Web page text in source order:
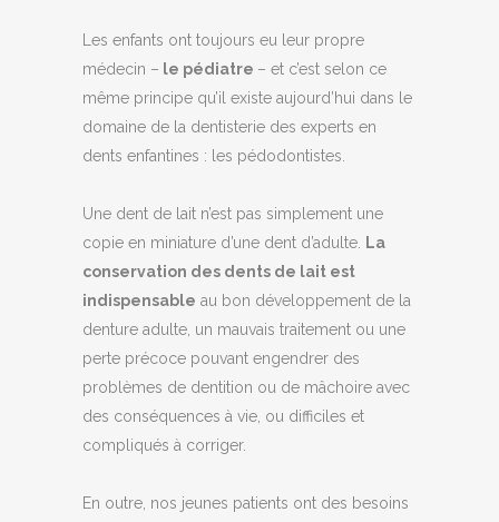
Les enfants ont toujours eu leur propre
médecin – le pédiatre – et c’est selon ce
même principe qu’il existe aujourd’hui dans le
domaine de la dentisterie des experts en
dents enfantines : les pédodontistes.
Une dent de lait n’est pas simplement une
copie en miniature d’une dent d’adulte.
La
conservation des dents de lait est
indispensable au bon développement de la
denture adulte, un mauvais traitement ou une
perte précoce pouvant engendrer des
problèmes de dentition ou de mâchoire avec
des conséquences à vie, ou difficiles et
compliqués à corriger.
En outre, nos jeunes patients ont des besoins